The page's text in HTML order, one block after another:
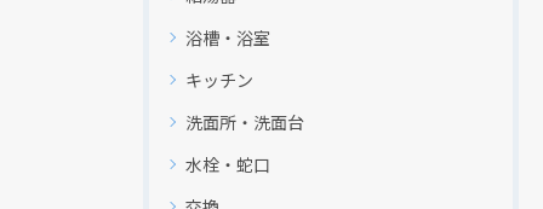
浴槽・浴室
キッチン
洗面所・洗面台
水栓・蛇口